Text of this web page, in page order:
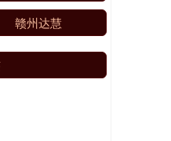
赣州达慧